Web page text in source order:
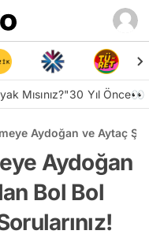
Mısınız?"30 Yıl Önce👀
Aydoğan ve Aytaç
Aydoğan
Bol Bol